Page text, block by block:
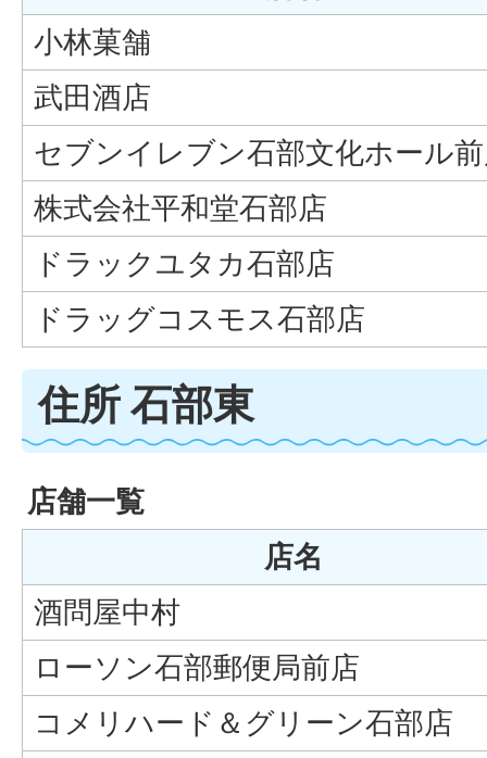
小林菓舗
武田酒店
セブンイレブン石部文化ホール
株式会社平和堂石部店
ドラックユタカ石部店
ドラッグコスモス石部店
住所 石部東
店舗一覧
店名
酒問屋中村
ローソン石部郵便局前店
コメリハード＆グリーン石部店